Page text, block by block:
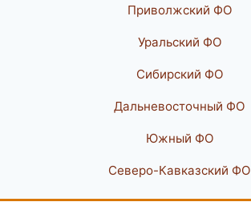
Приволжский ФО
Уральский ФО
Сибирский ФО
Дальневосточный ФО
Южный ФО
Северо-Кавказский ФО